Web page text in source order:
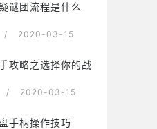
谜团流程是什么
/ 2020-03-15
攻略之选择你的战
/ 2020-03-15
手柄操作技巧